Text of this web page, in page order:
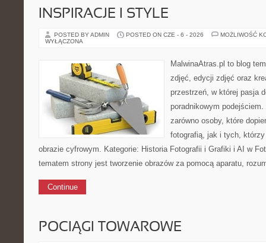
INSPIRACJE I STYLE
POSTED BY ADMIN POSTED ON CZE - 6 - 2026
MOŻLIWOŚĆ
WYŁĄCZONA
MalwinaAtras.pl to blog
zdjęć, edycji zdjęć oraz
przestrzeń, w której pasja
poradnikowym
zarówno osoby, które
fotografią, jak i tych,
obrazie cyfrowym. Kategorie: Historia Fotografii i Grafiki i AI w
tematem strony jest tworzenie obrazów za pomocą aparatu,
Continue
POCIĄGI TOWAROWE